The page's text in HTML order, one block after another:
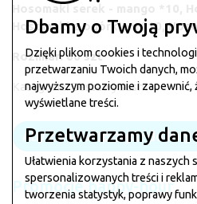
Hosomaki serek - mango *10,
Hosomaki z ogórkiem *10,
Rozmiar: 60 szt
Kategoria:Zestawy sushi
Aby zamówić przejdź do listy
Promocje happy-hour
Dbamy o Twoją
Dzięki plikom cookies i
przetwarzaniu Twoich danych,
najwyższym poziomie i zapewnić,
wyświetlane treści.
Przetwarzamy
Ułatwienia korzystania z
spersonalizowanych treści i
tworzenia statystyk, poprawy